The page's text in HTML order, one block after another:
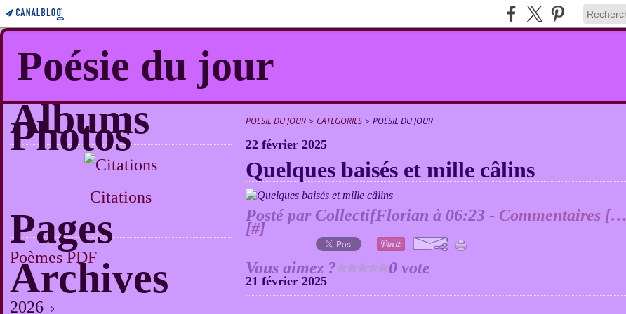
Poésie du jour
Albums
Photos
Citations
Pages
Poèmes PDF
Archives
2026
POÉSIE DU JOUR > CATEGORIES > POÉSIE DU JOUR
22 février 2025
Quelques baisés et mille câlins
Posté par CollectifFlorian à 06:23 - Commentaires […
[#]
Vous aimez ? 0 vote
21 février 2025